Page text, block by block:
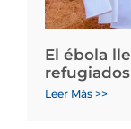
El ébola
Leer Más >>